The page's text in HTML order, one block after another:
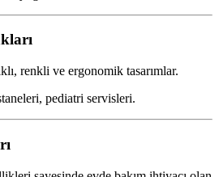
renkli ve ergonomik tasarımlar.
pediatri servisleri.